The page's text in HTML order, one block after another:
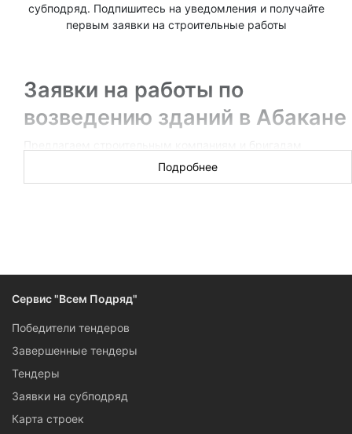
субподряд. Подпишитесь на уведомления и получайте
первым заявки на строительные работы
Заявки на работы по
возведению зданий в Абакане
получить субподряд на работы по возведению зданий.
Заказы размещают непосредственно генподрядчики
поиске работников на возведение зданий.
Подробнее
Сервис "Всем Подряд"
Победители тендеров
Завершенные тендеры
Тендеры
Заявки на субподряд
Карта строек